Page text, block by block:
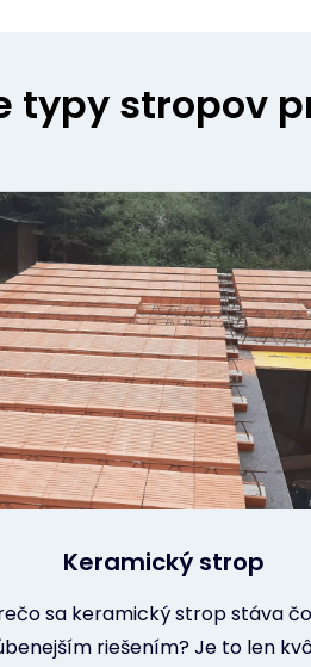
typy stropov
Keramický strop
sa keramický strop stáva
riešením? Je to len